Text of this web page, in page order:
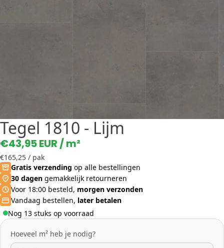
Tegel 1810 - Lijm
€43,95 EUR / m²
€165,25 / pak
Gratis verzending op alle bestellingen
30 dagen gemakkelijk retourneren
Voor 18:00 besteld, morgen verzonden
Vandaag bestellen, later betalen
Nog 13 stuks op voorraad
Hoeveel m² heb je nodig?